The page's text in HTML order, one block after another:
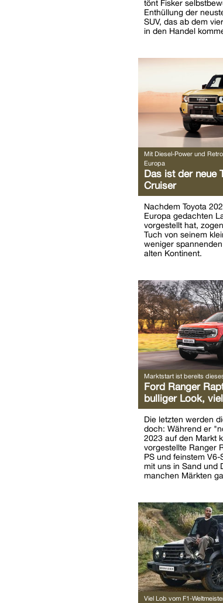
tönt Fisker
Enthüllung der
SUV, das ab dem
in den Handel
Mit Diesel-Power und
Europa
Das ist der neue
Cruiser
Nachdem Toyota
Europa gedachten
vorgestellt hat,
Tuch von seinem
weniger
alten Kontinent.
Marktstart ist bereits
Ford Ranger
bulliger Look,
Die letzten werden
doch: Während er
2023 auf den Markt
vorgestellte Ranger
PS und feinstem
mit uns in Sand und
manchen Märkten
Viel Lob vom F1-